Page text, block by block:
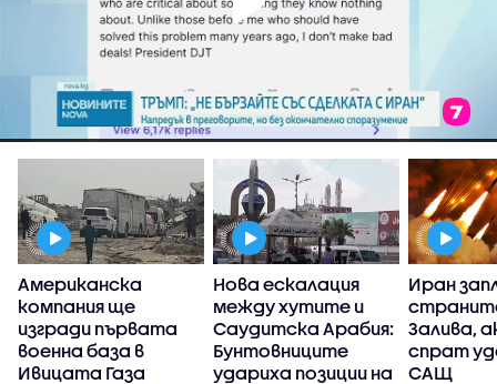
Американска
компания ще
изгради първата
военна база в
Ивицата Газа
Нова ескалация
между хутите и
Саудитска Арабия:
Бунтовниците
удариха позиции на
Иран
Залива,
спрат
САЩ